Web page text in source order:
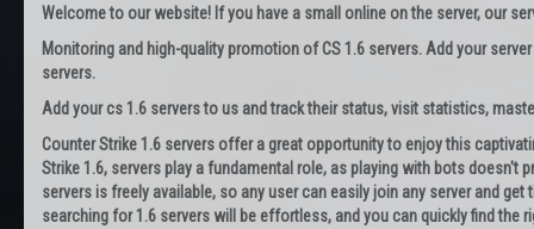
Welcome to our website! If you have a small online on the server, our
Monitoring and high-quality promotion of CS 1.6 servers. Add your
servers.
Add your cs 1.6 servers to us and track their status, visit statistics,
Counter Strike 1.6 servers offer a great opportunity to enjoy this
Strike 1.6, servers play a fundamental role, as playing with bots
servers is freely available, so any user can easily join any server and
searching for 1.6 servers will be effortless, and you can quickly find